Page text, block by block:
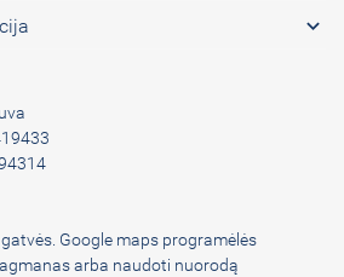

Google maps programėlės
arba naudoti nuorodą